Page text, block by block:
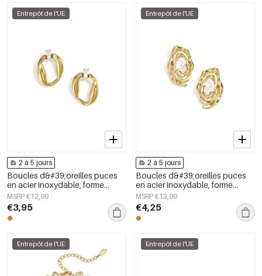
Entrepôt de l'UE
2 à 5 jours
Boucles d&#39;oreilles puces
en acier inoxydable, forme
irrégulière, collection Simple
Daily Simple, bijoux pour
femmes
MSRP €12,99
€3,95
Entrepôt de l'UE
2 à 5 jours
Boucles d&#39;oreilles puces
en acier inoxydable, forme
irrégulière, collection Simple
Daily Simple, bijoux pour
femmes
MSRP €13,99
€4,25
Entrepôt de l'UE Entrepôt de l'UE